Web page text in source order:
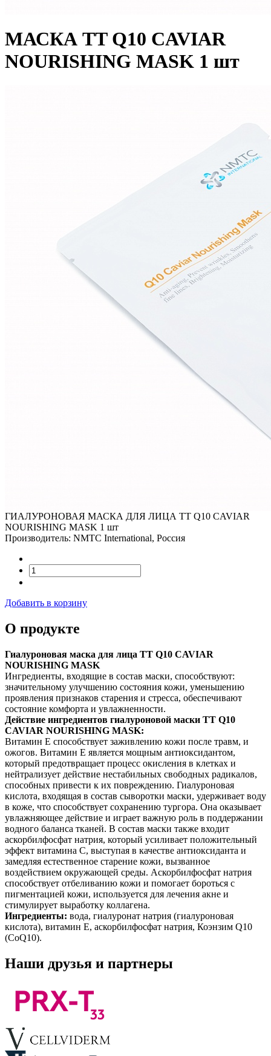
МАСКА TT Q10 CAVIAR
NOURISHING MASK 1 шт
ГИАЛУРОНОВАЯ МАСКА ДЛЯ ЛИЦА TT Q10 CAVIAR
NOURISHING MASK 1 шт
Производитель: NMTC International, Россия
Добавить в корзину
О продукте
Гиалуроновая маска для лица TT Q10 CAVIAR
NOURISHING MASK
Ингредиенты, входящие в состав маски, способствуют:
значительному улучшению состояния кожи, уменьшению
проявления признаков старения и стресса, обеспечивают
состояние комфорта и увлажненности.
Действие ингредиентов гиалуроновой маски TT Q10
CAVIAR NOURISHING MASK:
Витамин Е способствует заживлению кожи после травм, и
ожогов. Витамин Е является мощным антиоксидантом,
который предотвращает процесс окисления в клетках и
нейтрализует действие нестабильных свободных радикалов,
способных привести к их повреждению. Гиалуроновая
кислота, входящая в состав сыворотки маски, удерживает воду
в коже, что способствует сохранению тургора. Она оказывает
увлажняющее действие и играет важную роль в поддержании
водного баланса тканей. В состав маски также входит
аскорбилфосфат натрия, который усиливает положительный
эффект витамина C, выступая в качестве антиоксиданта и
замедляя естественное старение кожи, вызванное
воздействием окружающей среды. Аскорбилфосфат натрия
способствует отбеливанию кожи и помогает бороться с
пигментацией кожи, используется для лечения акне и
стимулирует выработку коллагена.
Ингредиенты: вода, гиалуронат натрия (гиалуроновая
кислота), витамин Е, аскорбилфосфат натрия, Коэнзим Q10
(CoQ10).
Наши друзья и партнеры